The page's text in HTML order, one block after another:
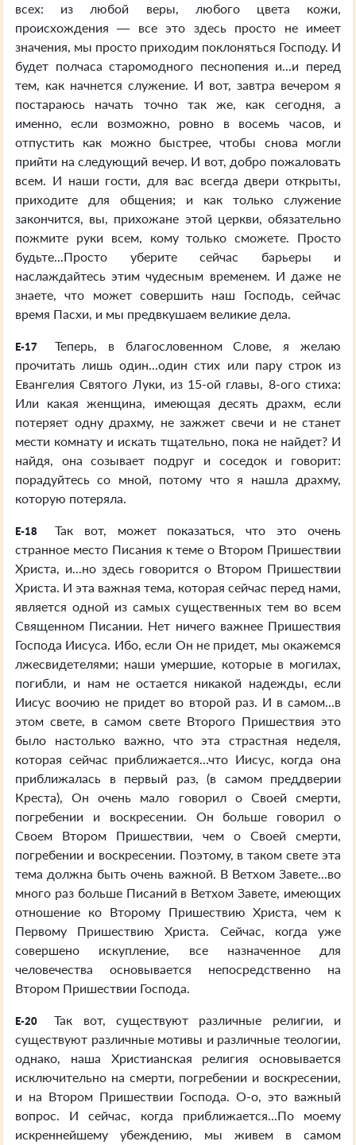
всех: из любой веры, любого цвета кожи,
происхождения — все это здесь просто не имеет
значения, мы просто приходим поклоняться Господу. И
будет полчаса старомодного песнопения и...и перед
тем, как начнется служение. И вот, завтра вечером я
постараюсь начать точно так же, как сегодня, а
именно, если возможно, ровно в восемь часов, и
отпустить как можно быстрее, чтобы снова могли
прийти на следующий вечер. И вот, добро пожаловать
всем. И наши гости, для вас всегда двери открыты,
приходите для общения; и как только служение
закончится, вы, прихожане этой церкви, обязательно
пожмите руки всем, кому только сможете. Просто
будьте...Просто уберите сейчас барьеры и
наслаждайтесь этим чудесным временем. И даже не
знаете, что может совершить наш Господь, сейчас
время Пасхи, и мы предвкушаем великие дела.
E-17
Теперь, в благословенном Слове, я желаю
прочитать лишь один...один стих или пару строк из
Евангелия Святого Луки, из 15-ой главы, 8-ого стиха:
Или какая женщина, имеющая десять драхм, если
потеряет одну драхму, не зажжет свечи и не станет
мести комнату и искать тщательно, пока не найдет? И
найдя, она созывает подруг и соседок и говорит:
порадуйтесь со мной, потому что я нашла драхму,
которую потеряла.
E-18
Так вот, может показаться, что это очень
странное место Писания к теме о Втором Пришествии
Христа, и...но здесь говорится о Втором Пришествии
Христа. И эта важная тема, которая сейчас перед нами,
является одной из самых существенных тем во всем
Священном Писании. Нет ничего важнее Пришествия
Господа Иисуса. Ибо, если Он не придет, мы окажемся
лжесвидетелями; наши умершие, которые в могилах,
погибли, и нам не остается никакой надежды, если
Иисус воочию не придет во второй раз. И в самом...в
этом свете, в самом свете Второго Пришествия это
было настолько важно, что эта страстная неделя,
которая сейчас приближается...что Иисус, когда она
приближалась в первый раз, (в самом преддверии
Креста), Он очень мало говорил о Своей смерти,
погребении и воскресении. Он больше говорил о
Своем Втором Пришествии, чем о Своей смерти,
погребении и воскресении. Поэтому, в таком свете эта
тема должна быть очень важной. В Ветхом Завете...во
много раз больше Писаний в Ветхом Завете, имеющих
отношение ко Второму Пришествию Христа, чем к
Первому Пришествию Христа. Сейчас, когда уже
совершено искупление, все назначенное для
человечества основывается непосредственно на
Втором Пришествии Господа.
E-20
Так вот, существуют различные религии, и
существуют различные мотивы и различные теологии,
однако, наша Христианская религия основывается
исключительно на смерти, погребении и воскресении,
и на Втором Пришествии Господа. О-о, это важный
вопрос. И сейчас, когда приближается...По моему
искреннейшему убеждению, мы живем в самом